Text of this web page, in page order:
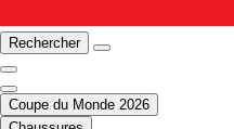
Rechercher
Coupe du Monde 2026